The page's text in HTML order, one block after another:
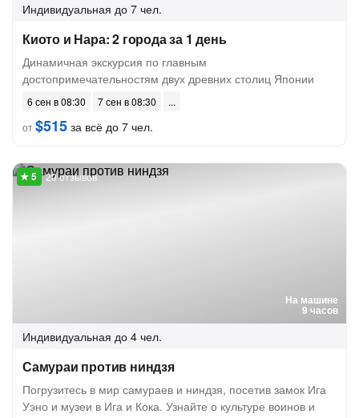
Индивидуальная до 7 чел.
Киото и Нара: 2 города за 1 день
Динамичная экскурсия по главным
достопримечательностям двух древних столиц Японии
6 сен в 08:30
7 сен в 08:30
от$515 за всё до 7 чел.
На машине
9 часов
20 отзывов
Индивидуальная до 4 чел.
Самураи против ниндзя
Погрузитесь в мир самураев и ниндзя, посетив замок Ига
Уэно и музеи в Ига и Кока. Узнайте о культуре воинов и